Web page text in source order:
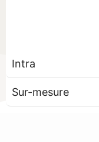
Intra
Sur-mesure